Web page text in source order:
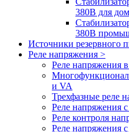
380В для
380В
Источники резервного
Реле напряжения >
Реле напряжения
и VA
Трехфазные реле
Реле напряжения
Реле контроля
Реле напряжения